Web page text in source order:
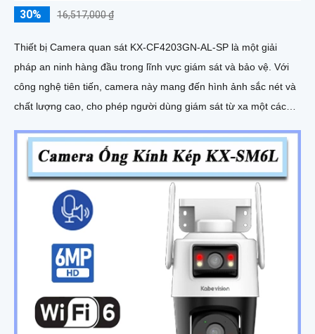
30% 16,517,000 ₫
Thiết bị Camera quan sát KX-CF4203GN-AL-SP là một giải
pháp an ninh hàng đầu trong lĩnh vực giám sát và bảo vệ. Với
công nghệ tiên tiến, camera này mang đến hình ảnh sắc nét và
chất lượng cao, cho phép người dùng giám sát từ xa một cách